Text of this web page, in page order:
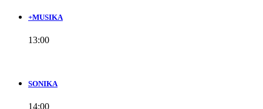
+MUSIKA
13:00
SONIKA
14:00